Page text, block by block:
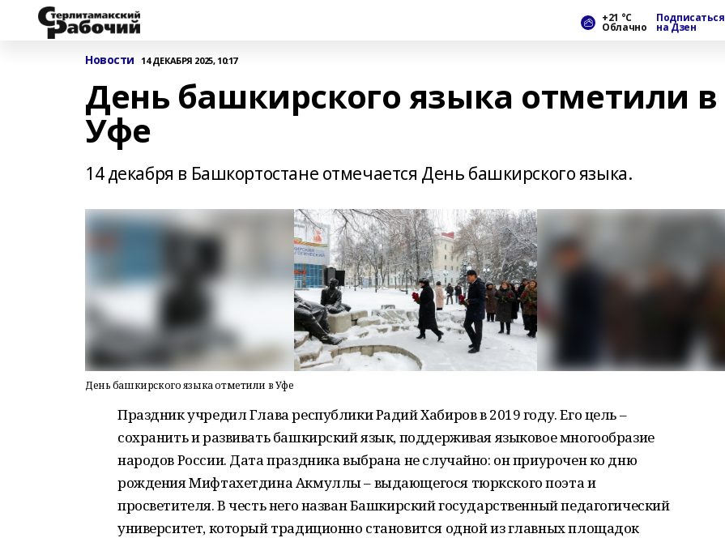
+21 °С
Облачно
Подписаться
на Дзен
Новости 14 ДЕКАБРЯ 2025, 10:17
День башкирского языка отметили в
Уфе
14 декабря в Башкортостане отмечается День башкирского языка.
День башкирского языка отметили в Уфе
Праздник учредил Глава республики Радий Хабиров в 2019 году. Его цель –
сохранить и развивать башкирский язык, поддерживая языковое многообразие
народов России. Дата праздника выбрана не случайно: он приурочен ко дню
рождения Мифтахетдина Акмуллы – выдающегося тюркского поэта и
просветителя. В честь него назван Башкирский государственный педагогический
университет, который традиционно становится одной из главных площадок